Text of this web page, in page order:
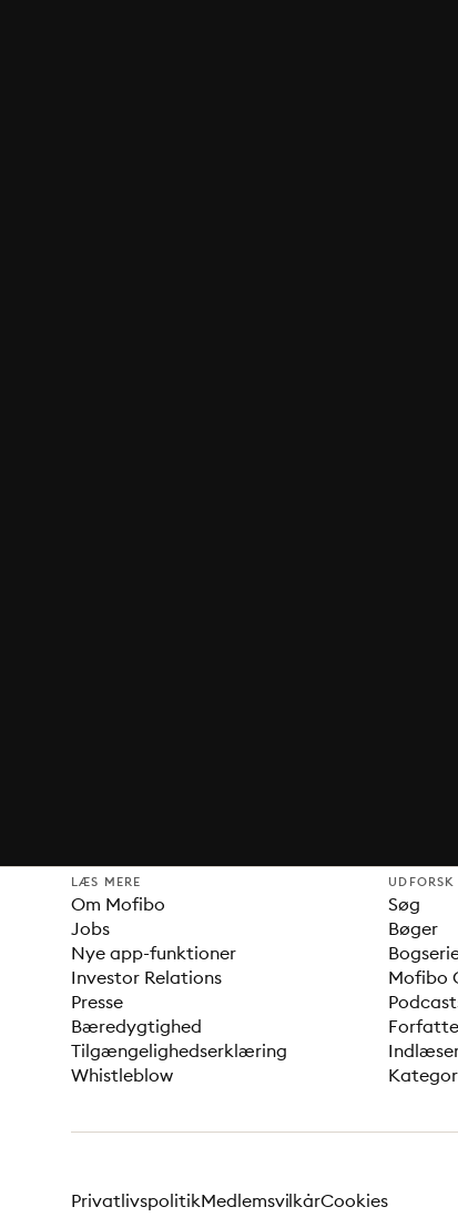
LÆS MERE
Om Mofibo
Jobs
Nye app-funktioner
Investor Relations
Presse
Bæredygtighed
Tilgængelighedserklæring
Whistleblow
UDFORSK
Søg
Bøger
Mofibo
PrivatlivspolitikMedlemsvilkårCookies